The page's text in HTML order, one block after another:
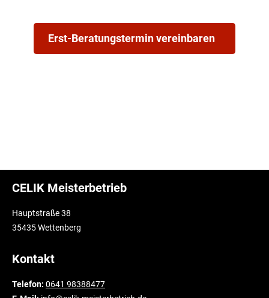
Erst-Beratungstermin vereinbaren
CELIK Meisterbetrieb
Hauptstraße 38
35435 Wettenberg
Kontakt
Telefon: 0641 98388477